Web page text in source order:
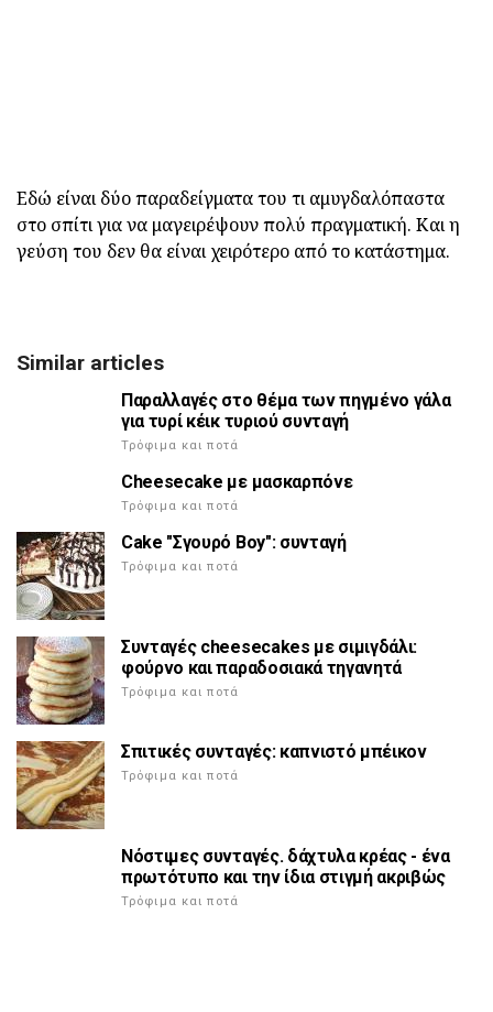
Εδώ είναι δύο παραδείγματα του τι αμυγδαλόπαστα
στο σπίτι για να μαγειρέψουν πολύ πραγματική. Και η
γεύση του δεν θα είναι χειρότερο από το κατάστημα.
Similar articles
Παραλλαγές στο θέμα των πηγμένο γάλα
για τυρί κέικ τυριού συνταγή
Τρόφιμα και ποτά
Cheesecake με μασκαρπόνε
Τρόφιμα και ποτά
Cake "Σγουρό Boy": συνταγή
Τρόφιμα και ποτά
Συνταγές cheesecakes με σιμιγδάλι:
φούρνο και παραδοσιακά τηγανητά
Τρόφιμα και ποτά
Σπιτικές συνταγές: καπνιστό μπέικον
Τρόφιμα και ποτά
Νόστιμες συνταγές. δάχτυλα κρέας - ένα
πρωτότυπο και την ίδια στιγμή ακριβώς
Τρόφιμα και ποτά